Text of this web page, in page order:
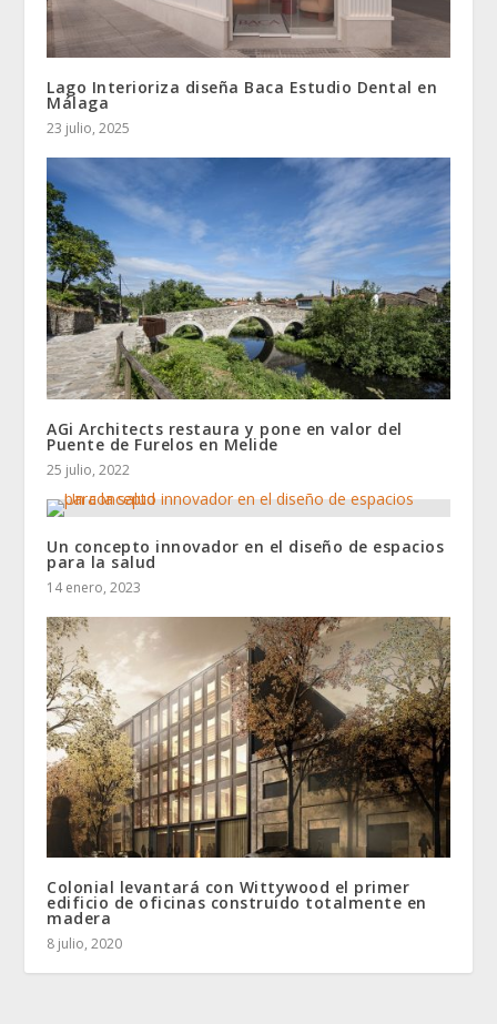
Lago Interioriza diseña Baca Estudio Dental en
Málaga
23 julio, 2025
AGi Architects restaura y pone en valor del
Puente de Furelos en Melide
25 julio, 2022
Un concepto innovador en el diseño de espacios
para la salud
14 enero, 2023
Colonial levantará con Wittywood el primer
edificio de oficinas construido totalmente en
madera
8 julio, 2020